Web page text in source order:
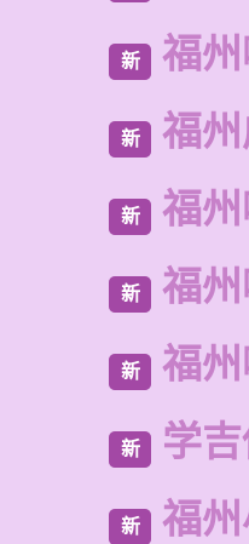
新 福
新 福
新 福
新 福
新 福
新 学
新 福